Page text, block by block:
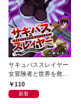
サキュバススレイヤー
女冒険者と世界を救う
終末のハーレム部隊
【連載版】１
110
新着